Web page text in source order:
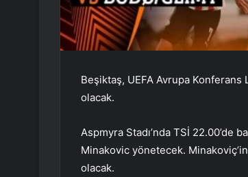
Beşiktaş, UEFA Avrupa
olacak.
Aspmyra Stadı’nda TSİ 22.00’de
Minakovic yönetecek.
olacak.